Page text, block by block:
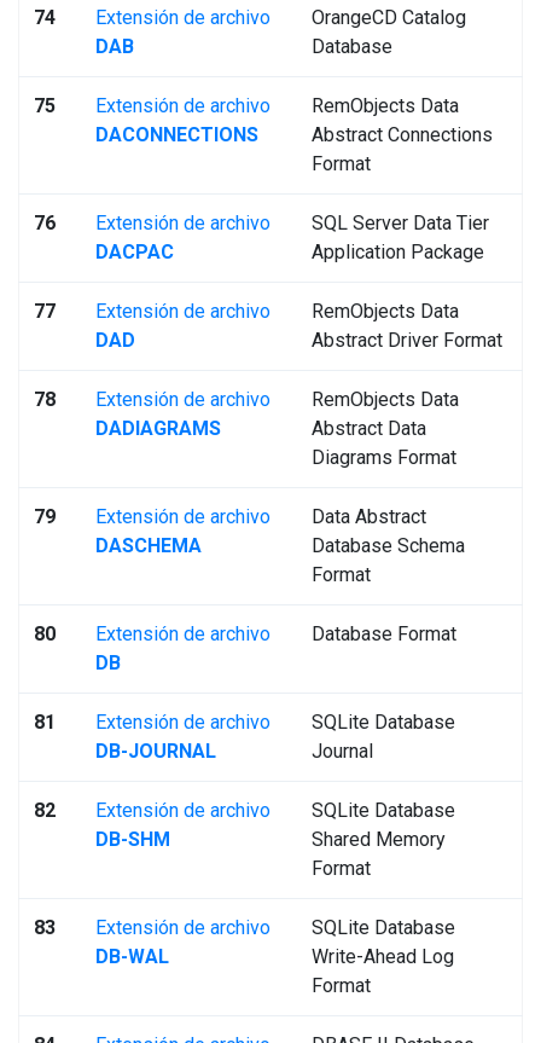
74
Extensión de archivo
DAB
OrangeCD Catalog
Database
75
Extensión de archivo
DACONNECTIONS
RemObjects Data
Abstract Connections
Format
76
Extensión de archivo
DACPAC
SQL Server Data Tier
Application Package
77
Extensión de archivo
DAD
RemObjects Data
Abstract Driver Format
78
Extensión de archivo
DADIAGRAMS
RemObjects Data
Abstract Data
Diagrams Format
79
Extensión de archivo
DASCHEMA
Data Abstract
Database Schema
Format
80
Extensión de archivo
DB
Database Format
81
Extensión de archivo
DB-JOURNAL
SQLite Database
Journal
82
Extensión de archivo
DB-SHM
SQLite Database
Shared Memory
Format
83
Extensión de archivo
DB-WAL
SQLite Database
Write-Ahead Log
Format